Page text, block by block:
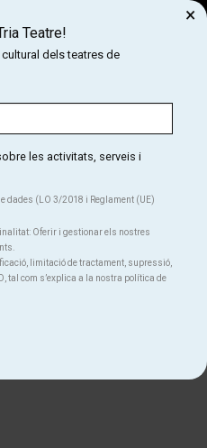
Teatre!
dels teatres de
les activitats, serveis i
dades (LO 3/2018 i Reglament (UE)
Oferir i gestionar els nostres
limitació de tractament, supressió,
tal com s’explica a la nostra política de
×